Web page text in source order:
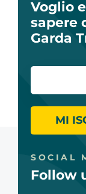
Voglio
sapere
Garda
MI
SOCIAL
Follow